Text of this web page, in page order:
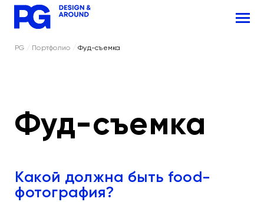
PG Портфолио /Фуд-съемка
Фуд-съемка
Какой должна быть food-
фотография?